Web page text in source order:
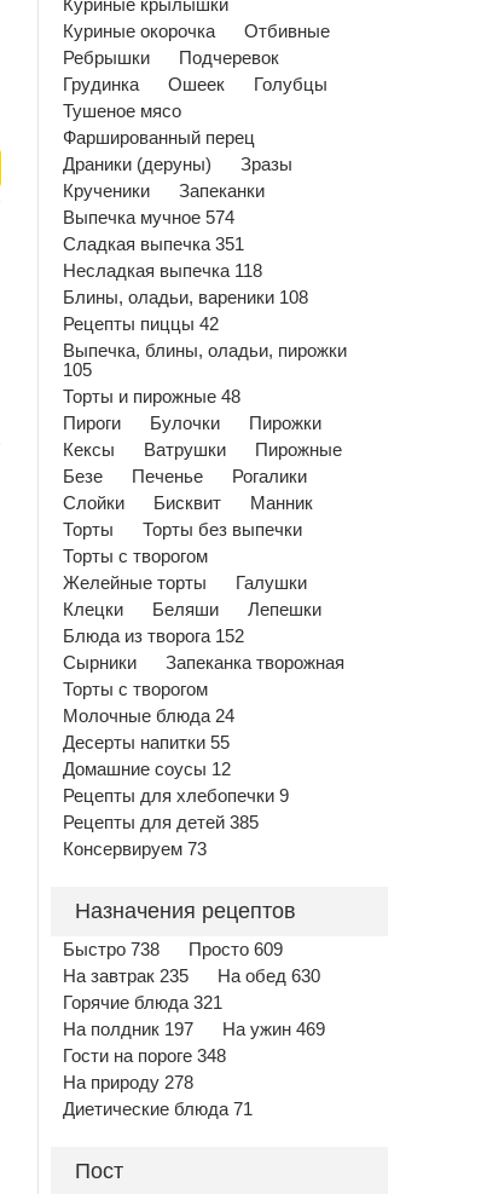
Куриные крылышки
Куриные окорочка
Отбивные
Ребрышки
Подчеревок
Грудинка
Ошеек
Голубцы
Тушеное мясо
Фаршированный перец
Драники (деруны)
Зразы
Крученики
Запеканки
Выпечка мучное 574
Сладкая выпечка 351
Несладкая выпечка 118
Блины, оладьи, вареники 108
Рецепты пиццы 42
Выпечка, блины, оладьи, пирожки
105
Торты и пирожные 48
Пироги
Булочки
Пирожки
Кексы
Ватрушки
Пирожные
Безе
Печенье
Рогалики
Слойки
Бисквит
Манник
Торты
Торты без выпечки
Торты с творогом
Желейные торты
Галушки
Клецки
Беляши
Лепешки
Блюда из творога 152
Сырники
Запеканка творожная
Торты с творогом
Молочные блюда 24
Десерты напитки 55
Домашние соусы 12
Рецепты для хлебопечки 9
Рецепты для детей 385
Консервируем 73
Назначения рецептов
Быстро 738
Просто 609
На завтрак 235
На обед 630
Горячие блюда 321
На полдник 197
На ужин 469
Гости на пороге 348
На природу 278
Диетические блюда 71
Пост